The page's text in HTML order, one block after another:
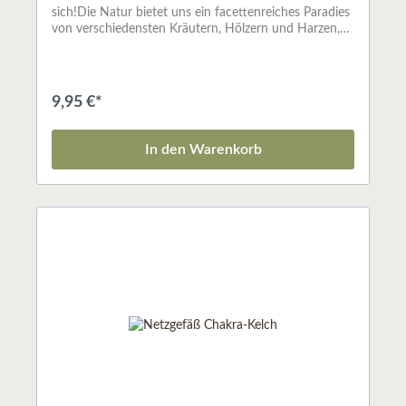
sich!Die Natur bietet uns ein facettenreiches Paradies
von verschiedensten Kräutern, Hölzern und Harzen,
behilflich sein. Nutzen Sie gezielt, intuitiv oder
spielerisch die wundervolle Wirkung des
Räucherns!Ob Sie nun Ihre Wohnung ausräuchern
und energetisch reinigen wollen; ob Sie das Gefühl
möchten: Räuchern kann Sie bei all diesen Vorhaben
9,95 €*
In den Warenkorb